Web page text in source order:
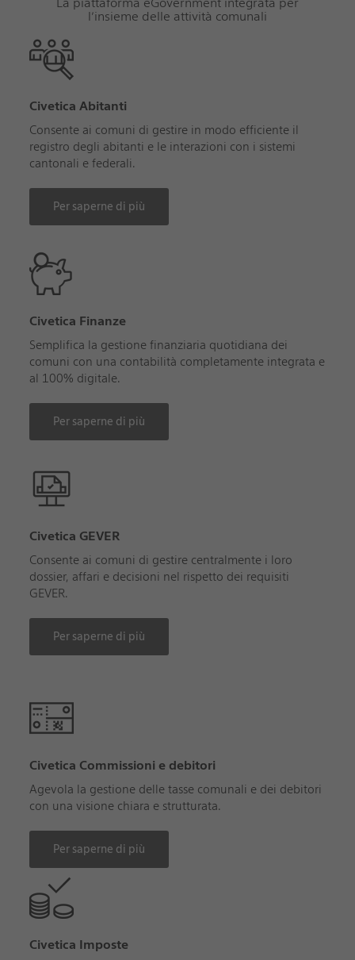
l’insieme delle attività comunali
Civetica Abitanti
Consente ai comuni di gestire in modo efficiente il
registro degli abitanti e le interazioni con i sistemi
cantonali e federali.
Per saperne di più
Civetica Finanze
Semplifica la gestione finanziaria quotidiana dei
comuni con una contabilità completamente integrata e
al 100% digitale.
Per saperne di più
Civetica GEVER
Consente ai comuni di gestire centralmente i loro
dossier, affari e decisioni nel rispetto dei requisiti
GEVER.
Per saperne di più
Civetica Commissioni e debitori
Agevola la gestione delle tasse comunali e dei debitori
con una visione chiara e strutturata.
Per saperne di più
Civetica Imposte